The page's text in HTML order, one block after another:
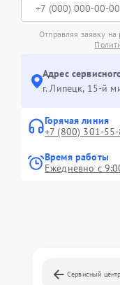
Отправляя заявку
Адрес
г. Липецк, 15-й
Горячая линия
+7 (800) 301-
Время работы
Ежедневно с
Сервисный